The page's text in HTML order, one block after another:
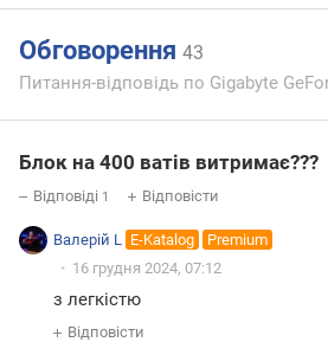
Обговорення 43
Питання-відповідь по Gigabyte
Блок на 400 ватів витримає???
Відповіді 1 Відповісти
Валерій L E-Katalog
Premium
16 грудня 2024, 07:12
з легкістю
Відповісти